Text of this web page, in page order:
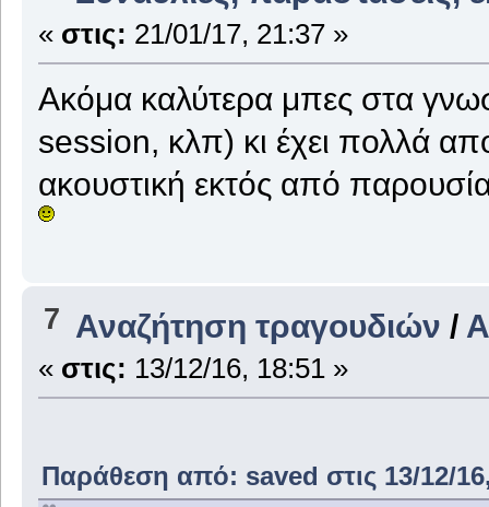
« στις: 21/01/17, 21:37 »
Ακόμα καλύτερα μπες στα
session, κλπ) κι έχει πολλά
ακουστική εκτός από
7 Αναζήτηση τραγουδιών /
« στις: 13/12/16, 18:51 »
Παράθεση από: saved στις 13/12/